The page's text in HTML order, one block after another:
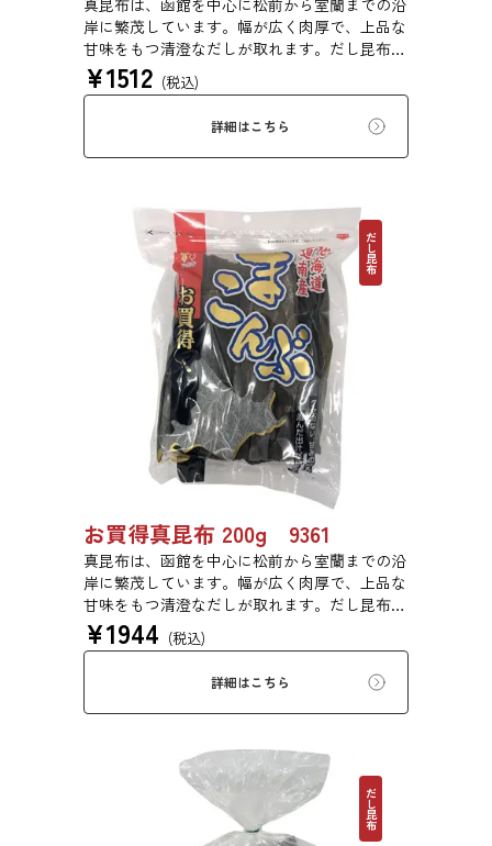
真昆布は、函館を中心に松前から室蘭までの沿
岸に繁茂しています。幅が広く肉厚で、上品な
甘味をもつ清澄なだしが取れます。だし昆布、
塩昆布、おぼろ昆布、とろろ昆布、佃煮、バッ
テラなどに用いられます。
¥1512 (税込)
詳細はこちら
だし昆布
お買得真昆布 200g 9361
真昆布は、函館を中心に松前から室蘭までの沿
岸に繁茂しています。幅が広く肉厚で、上品な
甘味をもつ清澄なだしが取れます。だし昆布、
塩昆布、おぼろ昆布、とろろ昆布、佃煮、バッ
テラなどに用いられます。
¥1944 (税込)
詳細はこちら
だし昆布